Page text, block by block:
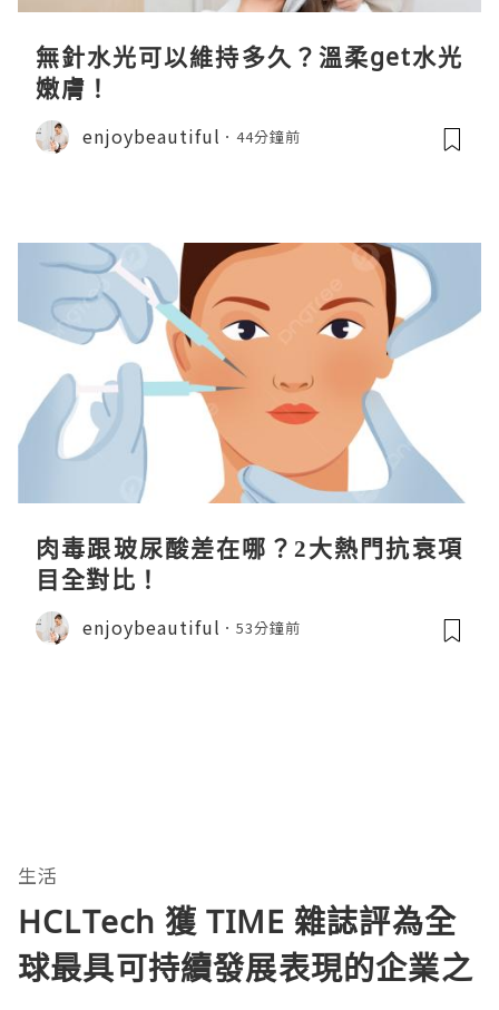
無針水光可以維持多久？溫柔get水光
嫩膚！
enjoybeautiful 44分鐘前
肉毒跟玻尿酸差在哪？2大熱門抗衰項
目全對比！
enjoybeautiful 53分鐘前
生活
HCLTech 獲 TIME 雜誌評為全
球最具可持續發展表現的企業之